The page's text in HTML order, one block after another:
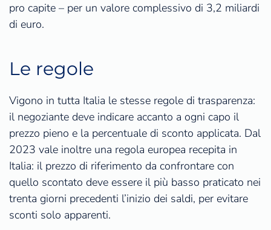
pro capite – per un valore complessivo di 3,2 miliardi
di euro.
Le regole
Vigono in tutta Italia le stesse regole di trasparenza:
il negoziante deve indicare accanto a ogni capo il
prezzo pieno e la percentuale di sconto applicata. Dal
2023 vale inoltre una regola europea recepita in
Italia: il prezzo di riferimento da confrontare con
quello scontato deve essere il più basso praticato nei
trenta giorni precedenti l’inizio dei saldi, per evitare
sconti solo apparenti.